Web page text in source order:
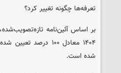
تعرفه‌ها چگونه تغییر کرد؟
بر اساس آئین‌نامه
۱۴۰۴ معادل ۱۰۰
شده است.